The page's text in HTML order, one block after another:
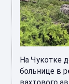
На Чукотке
больнице в